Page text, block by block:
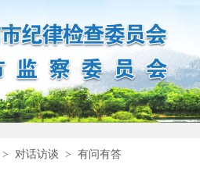
> 对话访谈 > 有问有答